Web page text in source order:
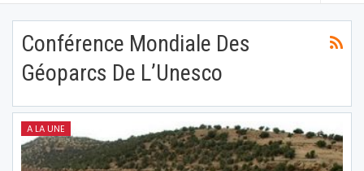
Conférence Mondiale Des
Géoparcs De L’Unesco
A LA UNE